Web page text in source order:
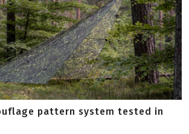
pattern system tested in